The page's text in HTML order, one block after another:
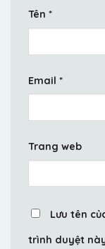
Tên *
Email *
Trang web
Lưu tên
trình duyệt